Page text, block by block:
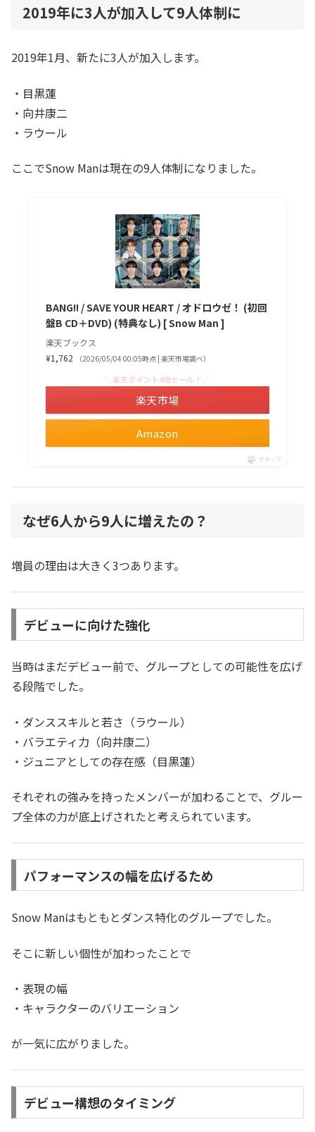
2019年に3人が加入して9人体制に
2019年1月、新たに3人が加入します。
・目黒蓮
・向井康二
・ラウール
ここでSnow Manは現在の9人体制になりました。
BANG!! / SAVE YOUR HEART / オドロウゼ！ (初回
盤B CD＋DVD) (特典なし) [ Snow Man ]
楽天ブックス
¥1,762
（2026/05/04 00:05時点 | 楽天市場調べ）
Amazon
＼楽天ポイント4倍セール！／
楽天市場
ポチップ
なぜ6人から9人に増えたの？
増員の理由は大きく3つあります。
デビューに向けた強化
当時はまだデビュー前で、グループとしての可能性を広げ
る段階でした。
・ダンススキルと若さ（ラウール）
・バラエティ力（向井康二）
・ジュニアとしての存在感（目黒蓮）
それぞれの強みを持ったメンバーが加わることで、グルー
プ全体の力が底上げされたと考えられています。
パフォーマンスの幅を広げるため
Snow Manはもともとダンス特化のグループでした。
そこに新しい個性が加わったことで
・表現の幅
・キャラクターのバリエーション
が一気に広がりました。
デビュー構想のタイミング